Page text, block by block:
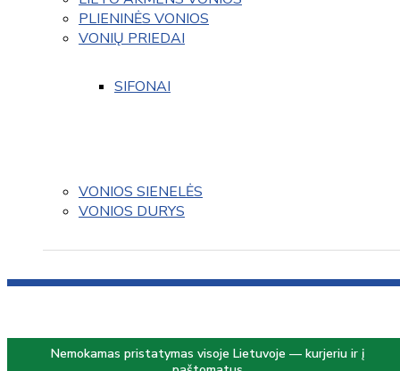
PLIENINĖS VONIOS
VONIŲ PRIEDAI
SIFONAI
VONIOS SIENELĖS
VONIOS DURYS
Nemokamas pristatymas visoje Lietuvoje — kurjeriu ir į